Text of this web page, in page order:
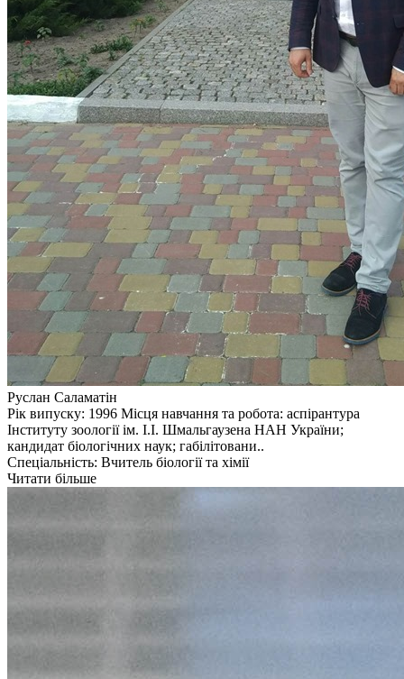
Руслан Саламатін
Рік випуску: 1996 Місця навчання та робота: аспірантура
Інституту зоології ім. І.І. Шмальгаузена НАН України;
кандидат біологічних наук; габілітовани..
Спеціальність: Вчитель біології та хімії
Читати більше